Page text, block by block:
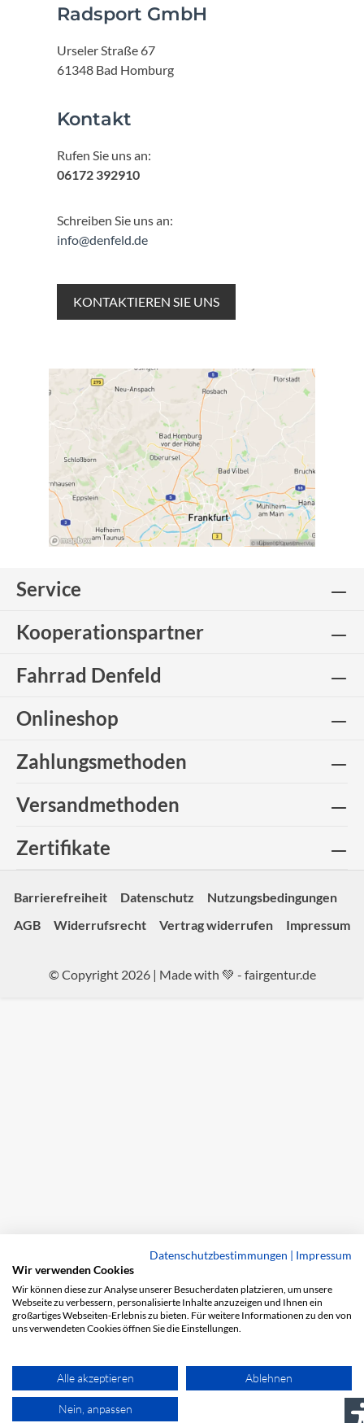
Radsport GmbH
Urseler Straße 67
61348 Bad Homburg
Kontakt
Rufen Sie uns an:
06172 392910
Schreiben Sie uns an:
info@denfeld.de
KONTAKTIEREN SIE UNS
Service
Kooperationspartner
Fahrrad Denfeld
Onlineshop
Zahlungsmethoden
Versandmethoden
Zertifikate
Barrierefreiheit Datenschutz
Nutzungsbedingungen
AGB
Widerrufsrecht Vertrag widerrufen Impressum
© Copyright 2026 | Made with 💚 - fairgentur.de
Datenschutzbestimmungen | Impressum
Wir verwenden Cookies
Wir können diese zur Analyse unserer Besucherdaten platzieren, um unsere
Webseite zu verbessern, personalisierte Inhalte anzuzeigen und Ihnen ein
großartiges Webseiten-Erlebnis zu bieten. Für weitere Informationen zu den von
uns verwendeten Cookies öffnen Sie die Einstellungen.
Alle akzeptieren Ablehnen
Nein, anpassen